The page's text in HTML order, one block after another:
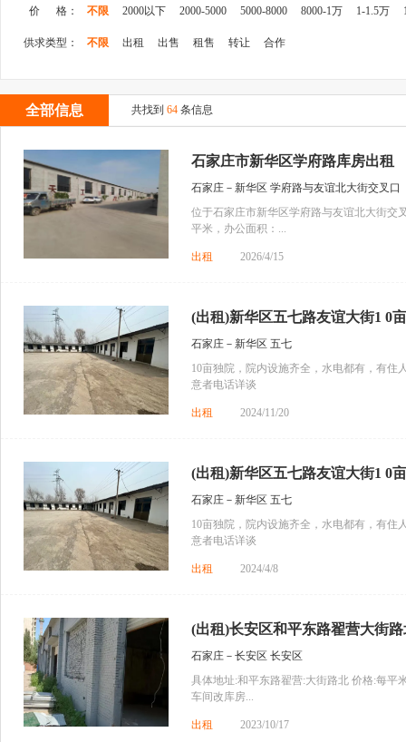
价 格： 不限 2000以下 2000-5000 5000-8000 8000-1万 1-1.5万
供求类型： 不限 出租 出售 租售 转让 合作
全部信息 共找到 64 条信息
石家庄市新华区学府路库房出租
石家庄－新华区 学府路与友谊北大街交叉口
位于石家庄市新华区学府路与友谊北大街交
平米，办公面积：...
出租 2026/4/15
(出租)新华区五七路友谊大街1 0
石家庄－新华区 五七
10亩独院，院内设施齐全，水电都有，有住
意者电话详谈
出租 2024/11/20
(出租)新华区五七路友谊大街1 0
石家庄－新华区 五七
10亩独院，院内设施齐全，水电都有，有住
意者电话详谈
出租 2024/4/8
(出租)长安区和平东路翟营大街
石家庄－长安区 长安区
具体地址:和平东路翟营:大街路北 价格:每平
车间改库房...
出租 2023/10/17